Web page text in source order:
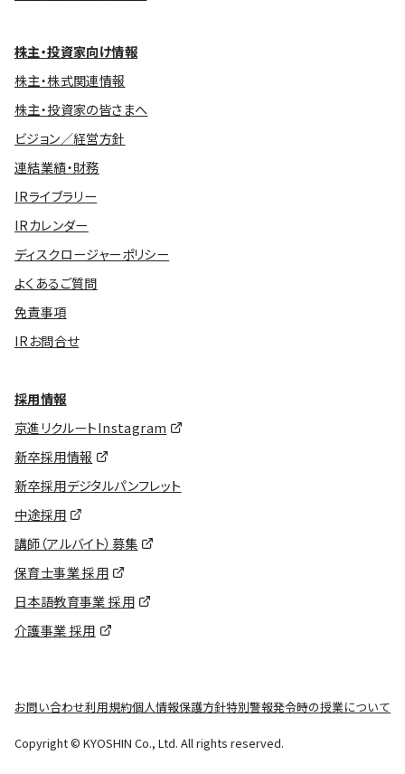
株主・投資家向け情報
株主・株式関連情報
株主・投資家の皆さまへ
ビジョン／経営方針
連結業績・財務
IRライブラリー
IRカレンダー
ディスクロージャーポリシー
よくあるご質問
免責事項
IRお問合せ
採用情報
京進リクルートInstagram
新卒採用情報
新卒採用デジタルパンフレット
中途採用
講師（アルバイト）募集
保育士事業 採用
日本語教育事業 採用
介護事業 採用
お問い合わせ利用規約個人情報保護方針特別警報発令時の授業について
Copyright © KYOSHIN Co., Ltd. All rights reserved.